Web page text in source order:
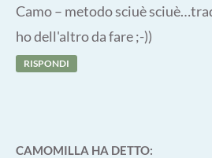
Camo – metodo sciuè
ho dell'altro da fare ;-))
RISPONDI
CAMOMILLA HA DETTO: